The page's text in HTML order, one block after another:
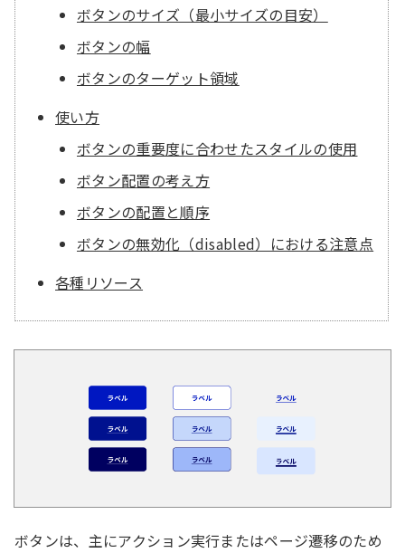
ボタンのサイズ（最小サイズの目安）
ボタンの幅
ボタンのターゲット領域
使い方
ボタンの重要度に合わせたスタイルの使用
ボタン配置の考え方
ボタンの配置と順序
ボタンの無効化（disabled）における注意点
各種リソース
ボタンは、主にアクション実行またはページ遷移のため